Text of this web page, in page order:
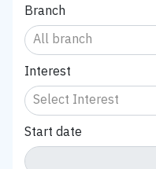
Branch
Interest
Start date